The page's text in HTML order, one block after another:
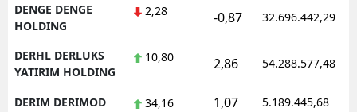
DENGE DENGE
HOLDING
2,28 -0,87 32.696.442,29
DERHL DERLUKS
YATIRIM HOLDING
10,80 2,86 54.288.577,48
DERIM DERIMOD 34,16 1,07 5.189.445,68